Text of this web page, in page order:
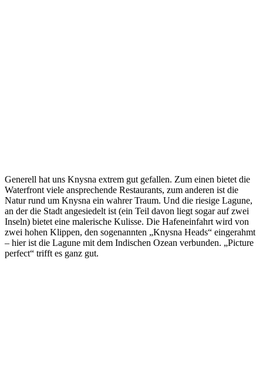
Generell hat uns Knysna extrem gut gefallen. Zum einen bietet die
Waterfront viele ansprechende Restaurants, zum anderen ist die
Natur rund um Knysna ein wahrer Traum. Und die riesige Lagune,
an der die Stadt angesiedelt ist (ein Teil davon liegt sogar auf zwei
Inseln) bietet eine malerische Kulisse. Die Hafeneinfahrt wird von
zwei hohen Klippen, den sogenannten „Knysna Heads“ eingerahmt
– hier ist die Lagune mit dem Indischen Ozean verbunden. „Picture
perfect“ trifft es ganz gut.